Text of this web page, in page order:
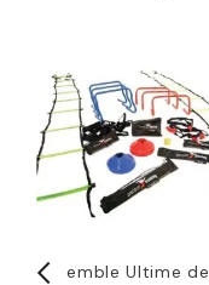
Ensemble Ultime de